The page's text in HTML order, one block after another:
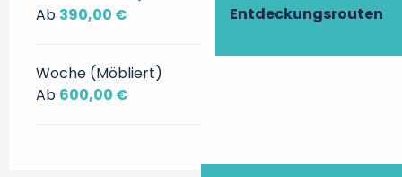
Entdeckungsrouten
Ab 390,00 €
Woche (Möbliert)
Ab 600,00 €